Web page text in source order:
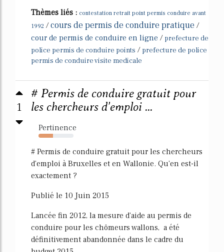
Thèmes liés : contestation retrait point permis conduire avant
1992 /cours de permis de conduire pratique /
cour de permis de conduire en ligne / prefecture de
police permis de conduire points / prefecture de police
permis de conduire visite medicale
1
# Permis de conduire gratuit pour
les chercheurs d'emploi ...
Pertinence
42%
# Permis de conduire gratuit pour les chercheurs
d'emploi à Bruxelles et en Wallonie. Qu'en est-il
exactement ?
Publié le 10 Juin 2015
Lancée fin 2012, la mesure d'aide au permis de
conduire pour les chômeurs wallons, a été
définitivement abandonnée dans le cadre du